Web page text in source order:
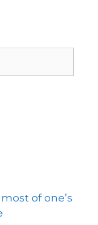
of one’s